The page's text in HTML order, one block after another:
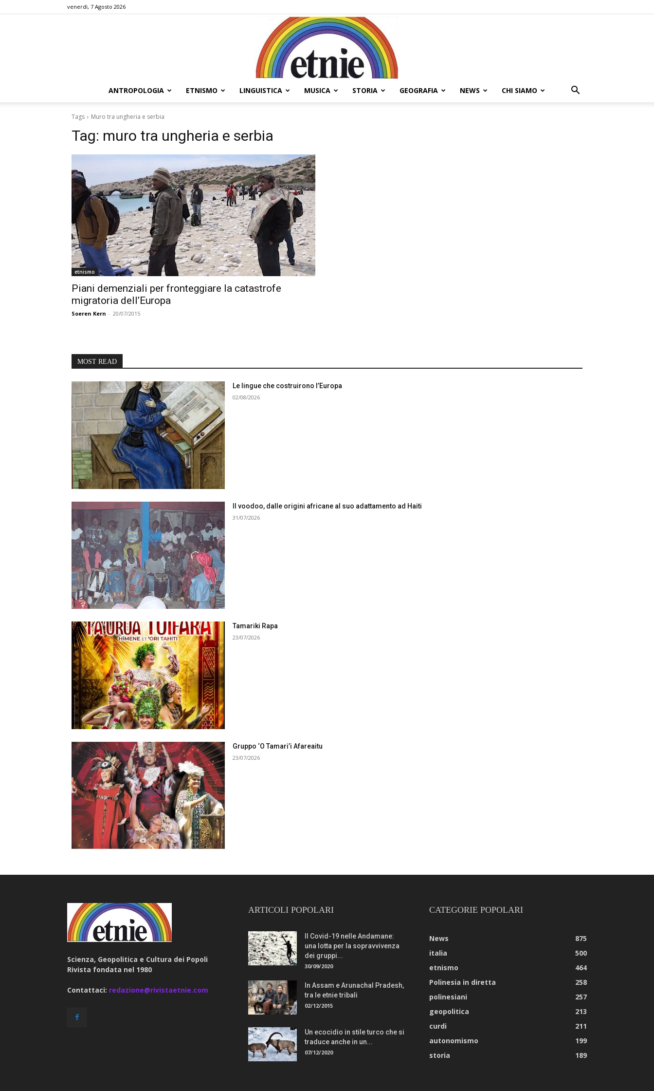
venerdì, 7 Agosto 2026
ANTROPOLOGIA ETNISMO LINGUISTICA MUSICA STORIA GEOGRAFIA NEWS CHI SIAMO
Tags Muro tra ungheria e serbia
Tag: muro tra ungheria e serbia
etnismo
Piani demenziali per fronteggiare la catastrofe
migratoria dell’Europa
Soeren Kern - 20/07/2015
MOST READ
Le lingue che costruirono l’Europa
02/08/2026
Il voodoo, dalle origini africane al suo adattamento ad Haiti
31/07/2026
Tamariki Rapa
23/07/2026
Gruppo ‘O Tamari’i Afareaitu
23/07/2026
Scienza, Geopolitica e Cultura dei Popoli
Rivista fondata nel 1980
Contattaci: redazione@rivistaetnie.com
ARTICOLI POPOLARI
Il Covid-19 nelle Andamane:
una lotta per la sopravvivenza
dei gruppi...
30/09/2020
In Assam e Arunachal Pradesh,
tra le etnie tribali
02/12/2015
Un ecocidio in stile turco che si
traduce anche in un...
07/12/2020
CATEGORIE POPOLARI
News
875
italia
500
etnismo
464
Polinesia in diretta
258
polinesiani
257
geopolitica
213
curdi
211
autonomismo
199
storia
189